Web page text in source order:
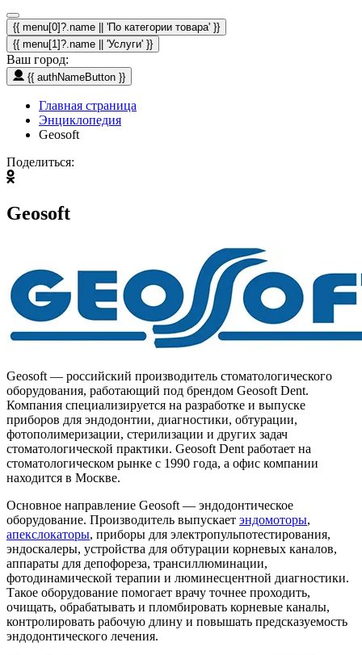
{{ menu[0]?.name || 'По категории товара' }}
{{ menu[1]?.name || 'Услуги' }}
Ваш город:
{{ authNameButton }}
Главная страница
Энциклопедия
Geosoft
Поделиться:
Geosoft
Geosoft — российский производитель стоматологического
оборудования, работающий под брендом Geosoft Dent.
Компания специализируется на разработке и выпуске
приборов для эндодонтии, диагностики, обтурации,
фотополимеризации, стерилизации и других задач
стоматологической практики. Geosoft Dent работает на
стоматологическом рынке с 1990 года, а офис компании
находится в Москве.
Основное направление Geosoft — эндодонтическое
оборудование. Производитель выпускает эндомоторы,
апекслокаторы, приборы для электропульпотестирования,
эндоскалеры, устройства для обтурации корневых каналов,
аппараты для депофореза, трансиллюминации,
фотодинамической терапии и люминесцентной диагностики.
Такое оборудование помогает врачу точнее проходить,
очищать, обрабатывать и пломбировать корневые каналы,
контролировать рабочую длину и повышать предсказуемость
эндодонтического лечения.